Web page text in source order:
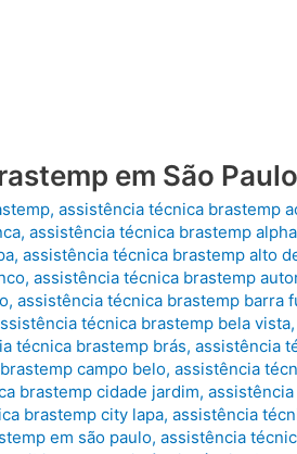
em São Paulo
,assistência técnica brastemp
,assistência técnica brastemp
,assistência técnica brastemp alto
,assistência técnica brastemp
,assistência técnica brastemp barra
técnica brastemp bela vista
técnica brastemp brás,assistência
campo belo,assistência
brastemp cidade jardim,
brastemp city lapa,assistência
em são paulo,assistência